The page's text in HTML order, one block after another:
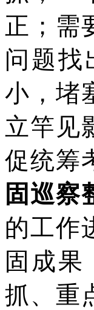
正；需
问题找
小，堵
立竿见
促统筹
固巡察
的工作
固成
抓、重